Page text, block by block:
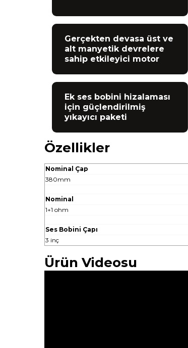
Gerçekten devasa üst ve
alt manyetik devrelere
sahip etkileyici motor
Ek ses bobini hizalaması
için güçlendirilmiş
yıkayıcı paketi
Özellikler
Nominal Çap
380mm
Nominal
1+1 ohm
Ses Bobini Çapı
3 inç
Ürün Videosu